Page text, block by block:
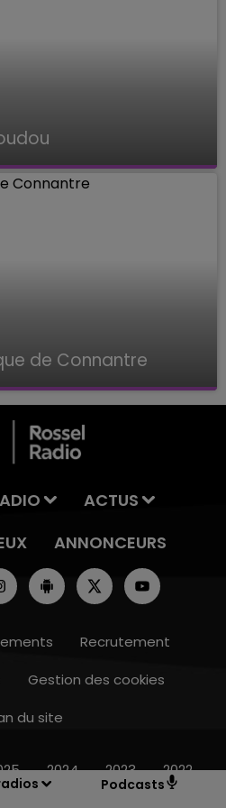
Podcasts
- 16h00
de Connantre
Connantre
ACTUS
ANNONCEURS
Recrutement
Gestion des cookies
du site
2024 2023 2022